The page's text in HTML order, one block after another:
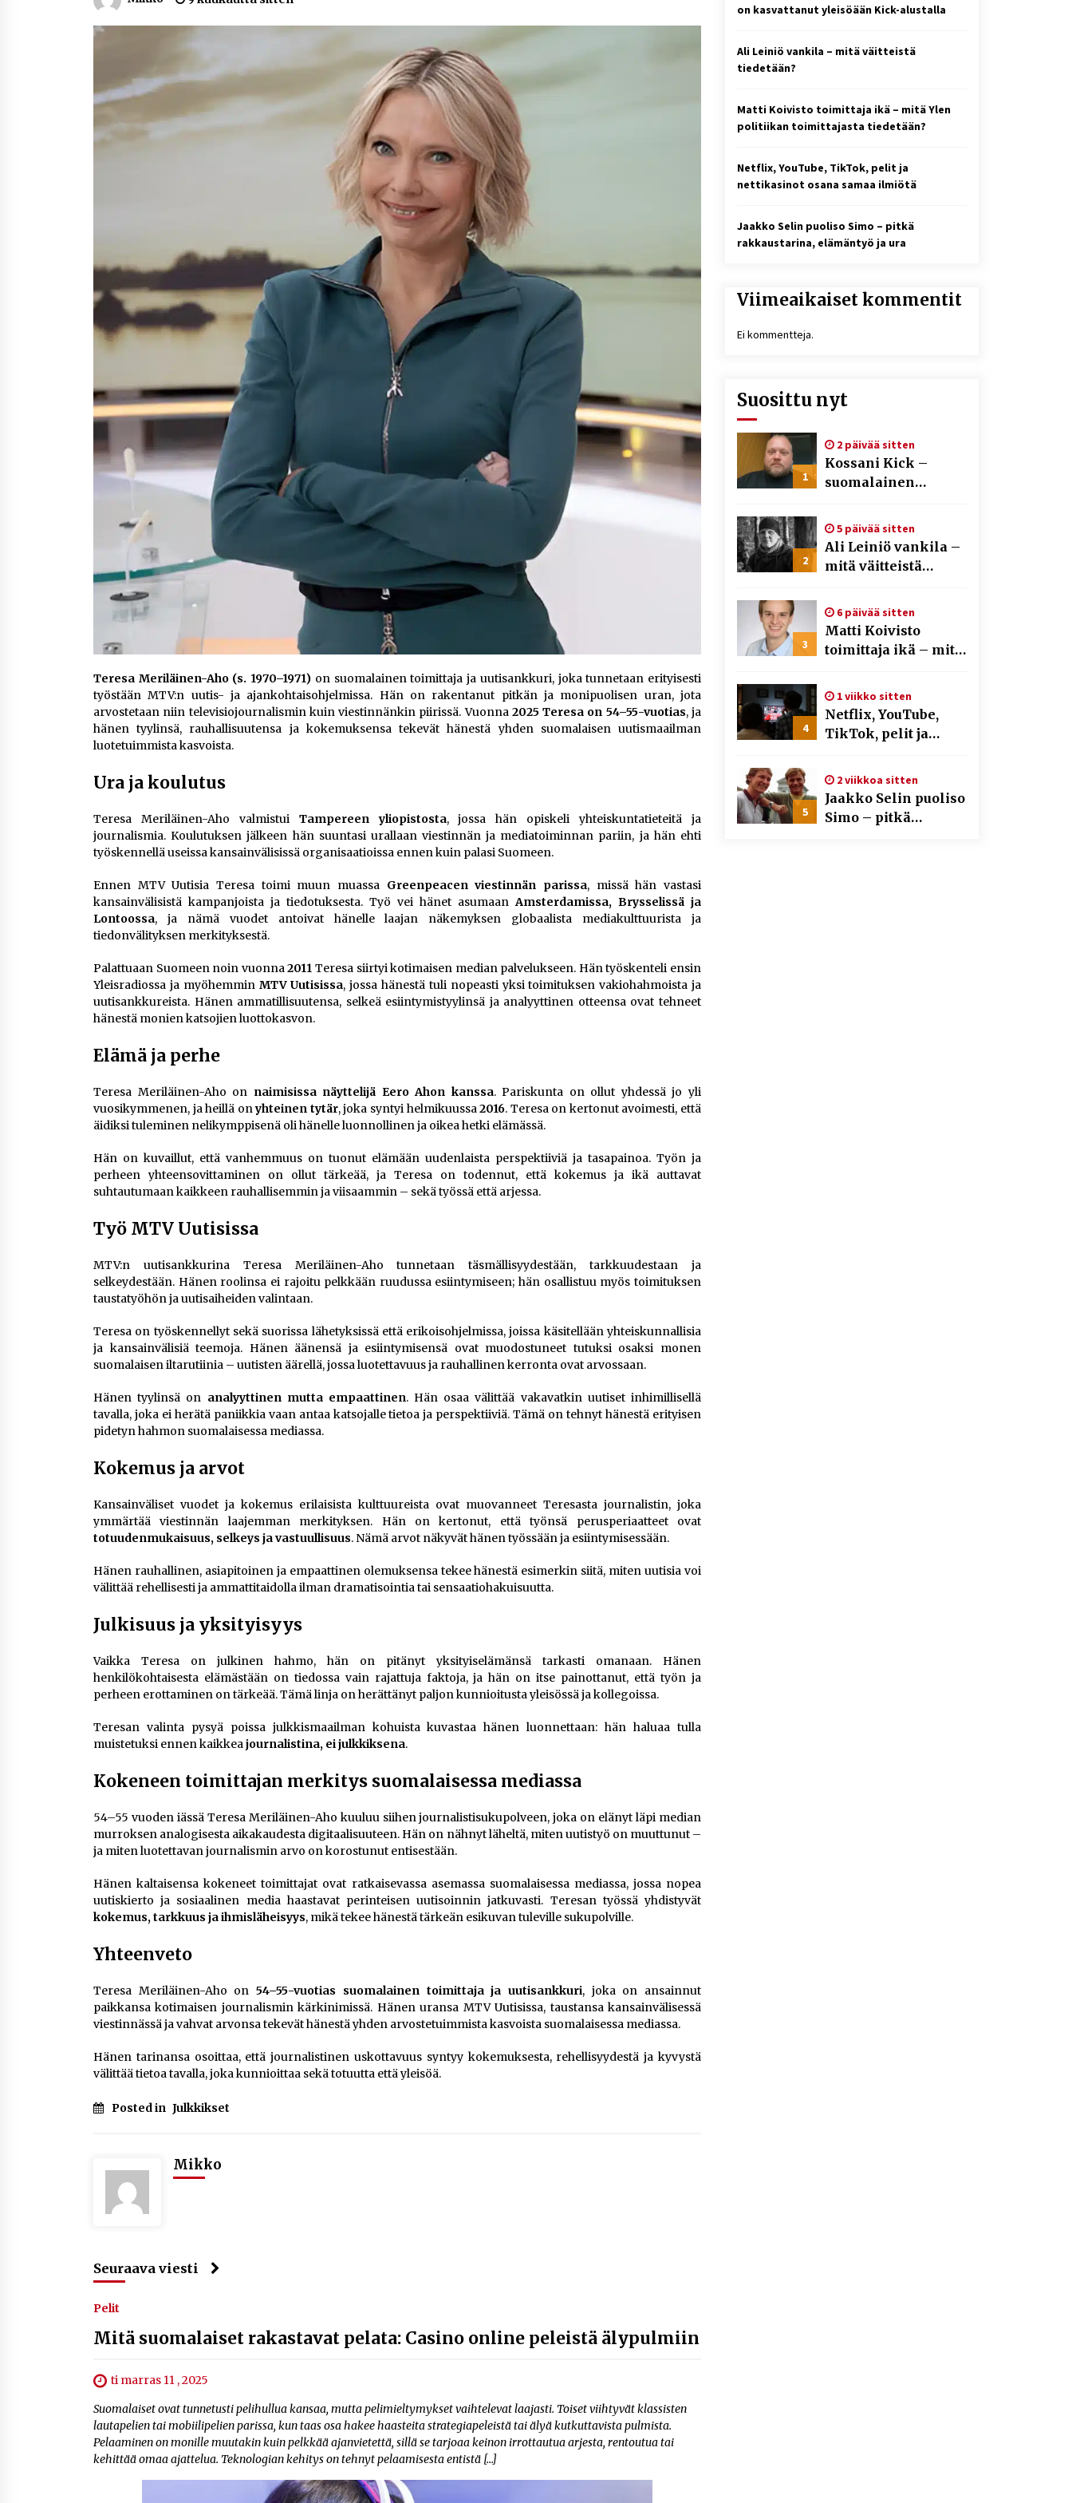
2 viikkoa sitten
väkivallan ehkäisyn näkyvä ääni
2 viikkoa sitten
Pia Töyli – tapaus, joka jäi osaksi
Suomen rikoshistoriaa
3 viikkoa sitten
mobiilipelialustojen kehitys –
Uutisankkuri Jan Andersson vaimo
– faktat ja huhut
Pamela Anderson ikä, ura ja elämä
4 viikkoa sitten
10 euron talletuskasinot ja
pikamaksut: mitä suomalaisten
Teresa Meriläinen-Aho (s. 1970–1971) on suomalainen toimittaja ja uutisankkuri, joka tunnetaan erityisesti
työstään MTV:n uutis- ja ajankohtaisohjelmissa. Hän on rakentanut pitkän ja monipuolisen uran, jota
arvostetaan niin televisiojournalismin kuin viestinnänkin piirissä. Vuonna 2025 Teresa on 54–55-vuotias, ja
hänen tyylinsä, rauhallisuutensa ja kokemuksensa tekevät hänestä yhden suomalaisen uutismaailman
luotetuimmista kasvoista.
Ura ja koulutus
Teresa Meriläinen-Aho valmistui Tampereen yliopistosta, jossa hän opiskeli yhteiskuntatieteitä ja
journalismia. Koulutuksen jälkeen hän suuntasi urallaan viestinnän ja mediatoiminnan pariin, ja hän ehti
työskennellä useissa kansainvälisissä organisaatioissa ennen kuin palasi Suomeen.
Ennen MTV Uutisia Teresa toimi muun muassa Greenpeacen viestinnän parissa, missä hän vastasi
kansainvälisistä kampanjoista ja tiedotuksesta. Työ vei hänet asumaanAmsterdamissa, Brysselissä ja
Lontoossa, ja nämä vuodet antoivat hänelle laajan näkemyksen globaalista mediakulttuurista ja
tiedonvälityksen merkityksestä.
Palattuaan Suomeen noin vuonna2011 Teresa siirtyi kotimaisen median palvelukseen. Hän työskenteli ensin
Yleisradiossa ja myöhemmin MTV Uutisissa, jossa hänestä tuli nopeasti yksi toimituksen vakiohahmoista ja
uutisankkureista. Hänen ammatillisuutensa, selkeä esiintymistyylinsä ja analyyttinen otteensa ovat tehneet
hänestä monien katsojien luottokasvon.
Elämä ja perhe
Teresa Meriläinen-Aho on naimisissa näyttelijä Eero Ahon kanssa. Pariskunta on ollut yhdessä jo yli
vuosikymmenen, ja heillä onyhteinen tytär, joka syntyi helmikuussa2016. Teresa on kertonut avoimesti, että
äidiksi tuleminen nelikymppisenä oli hänelle luonnollinen ja oikea hetki elämässä.
Hän on kuvaillut, että vanhemmuus on tuonut elämään uudenlaista perspektiiviä ja tasapainoa. Työn ja
perheen yhteensovittaminen on ollut tärkeää, ja Teresa on todennut, että kokemus ja ikä auttavat
suhtautumaan kaikkeen rauhallisemmin ja viisaammin – sekä työssä että arjessa.
Työ MTV Uutisissa
MTV:n uutisankkurina Teresa Meriläinen-Aho tunnetaan täsmällisyydestään, tarkkuudestaan ja
selkeydestään. Hänen roolinsa ei rajoitu pelkkään ruudussa esiintymiseen; hän osallistuu myös toimituksen
taustatyöhön ja uutisaiheiden valintaan.
Teresa on työskennellyt sekä suorissa lähetyksissä että erikoisohjelmissa, joissa käsitellään yhteiskunnallisia
ja kansainvälisiä teemoja. Hänen äänensä ja esiintymisensä ovat muodostuneet tutuksi osaksi monen
suomalaisen iltarutiinia – uutisten äärellä, jossa luotettavuus ja rauhallinen kerronta ovat arvossaan.
Hänen tyylinsä on analyyttinen mutta empaattinen. Hän osaa välittää vakavatkin uutiset inhimillisellä
tavalla, joka ei herätä paniikkia vaan antaa katsojalle tietoa ja perspektiiviä. Tämä on tehnyt hänestä erityisen
pidetyn hahmon suomalaisessa mediassa.
Kokemus ja arvot
Kansainväliset vuodet ja kokemus erilaisista kulttuureista ovat muovanneet Teresasta journalistin, joka
ymmärtää viestinnän laajemman merkityksen. Hän on kertonut, että työnsä perusperiaatteet ovat
totuudenmukaisuus, selkeys ja vastuullisuus. Nämä arvot näkyvät hänen työssään ja esiintymisessään.
Hänen rauhallinen, asiapitoinen ja empaattinen olemuksensa tekee hänestä esimerkin siitä, miten uutisia voi
välittää rehellisesti ja ammattitaidolla ilman dramatisointia tai sensaatiohakuisuutta.
Julkisuus ja yksityisyys
Vaikka Teresa on julkinen hahmo, hän on pitänyt yksityiselämänsä tarkasti omanaan. Hänen
henkilökohtaisesta elämästään on tiedossa vain rajattuja faktoja, ja hän on itse painottanut, että työn ja
perheen erottaminen on tärkeää. Tämä linja on herättänyt paljon kunnioitusta yleisössä ja kollegoissa.
Teresan valinta pysyä poissa julkkismaailman kohuista kuvastaa hänen luonnettaan: hän haluaa tulla
muistetuksi ennen kaikkeajournalistina, ei julkkiksena.
Kokeneen toimittajan merkitys suomalaisessa mediassa
54–55 vuoden iässä Teresa Meriläinen-Aho kuuluu siihen journalistisukupolveen, joka on elänyt läpi median
murroksen analogisesta aikakaudesta digitaalisuuteen. Hän on nähnyt läheltä, miten uutistyö on muuttunut –
ja miten luotettavan journalismin arvo on korostunut entisestään.
Hänen kaltaisensa kokeneet toimittajat ovat ratkaisevassa asemassa suomalaisessa mediassa, jossa nopea
uutiskierto ja sosiaalinen media haastavat perinteisen uutisoinnin jatkuvasti. Teresan työssä yhdistyvät
kokemus, tarkkuus ja ihmisläheisyys, mikä tekee hänestä tärkeän esikuvan tuleville sukupolville.
Yhteenveto
Teresa Meriläinen-Aho on54–55-vuotias suomalainen toimittaja ja uutisankkuri, joka on ansainnut
paikkansa kotimaisen journalismin kärkinimissä. Hänen uransa MTV Uutisissa, taustansa kansainvälisessä
viestinnässä ja vahvat arvonsa tekevät hänestä yhden arvostetuimmista kasvoista suomalaisessa mediassa.
Hänen tarinansa osoittaa, että journalistinen uskottavuus syntyy kokemuksesta, rehellisyydestä ja kyvystä
välittää tietoa tavalla, joka kunnioittaa sekä totuutta että yleisöä.
Posted in Julkkikset
Mikko
Seuraava viesti
Pelit
Mitä suomalaiset rakastavat pelata: Casino online peleistä älypulmiin
ti marras 11 , 2025
Suomalaiset ovat tunnetusti pelihullua kansaa, mutta pelimieltymykset vaihtelevat laajasti. Toiset viihtyvät klassisten
lautapelien tai mobiilipelien parissa, kun taas osa hakee haasteita strategiapeleistä tai älyä kutkuttavista pulmista.
Pelaaminen on monille muutakin kuin pelkkää ajanvietettä, sillä se tarjoaa keinon irrottautua arjesta, rentoutua tai
kehittää omaa ajattelua. Teknologian kehitys on tehnyt pelaamisesta entistä […]
on kasvattanut yleisöään Kick-alustalla
Ali Leiniö vankila – mitä väitteistä
tiedetään?
Matti Koivisto toimittaja ikä – mitä Ylen
politiikan toimittajasta tiedetään?
Netflix, YouTube, TikTok, pelit ja
nettikasinot osana samaa ilmiötä
Jaakko Selin puoliso Simo – pitkä
rakkaustarina, elämäntyö ja ura
Viimeaikaiset kommentit
Ei kommentteja.
Suosittu nyt
1
2 päivää sitten
Kossani Kick –
suomalainen
kasvattanut
yleisöään Kick-
alustalla
2
5 päivää sitten
Ali Leiniö vankila –
mitä väitteistä
3
6 päivää sitten
Matti Koivisto
toimittaja ikä – mitä
toimittajasta
tiedetään?
4
1 viikko sitten
Netflix, YouTube,
TikTok, pelit ja
samaa ilmiötä
5
2 viikkoa sitten
Jaakko Selin puoliso
Simo – pitkä